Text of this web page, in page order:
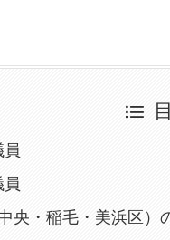
央・稲毛・美浜区）